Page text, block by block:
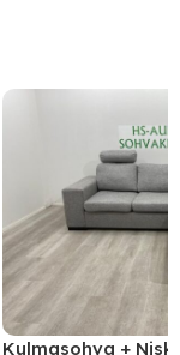
Kulmasohva +